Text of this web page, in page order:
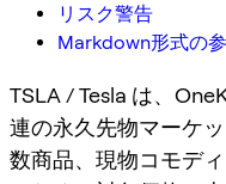
リスク警告
Markdown形式の
TSLA / Tesla は、
連の永久先物マーケ
数商品、現物コモデ